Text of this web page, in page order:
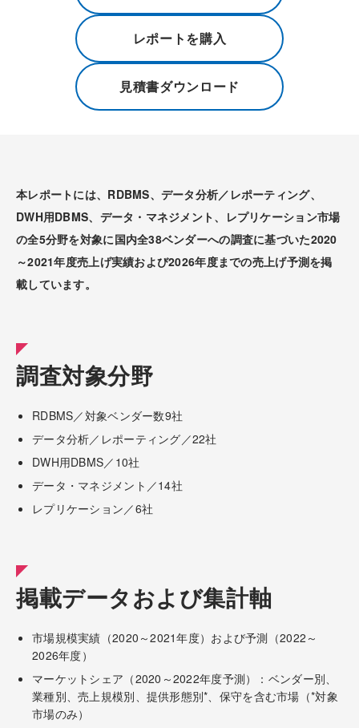
レポートを購入
見積書ダウンロード
本レポートには、RDBMS、データ分析／レポーティング、
DWH用DBMS、データ・マネジメント、レプリケーション市場
の全5分野を対象に国内全38ベンダーへの調査に基づいた2020
～2021年度売上げ実績および2026年度までの売上げ予測を掲
載しています。
調査対象分野
RDBMS／対象ベンダー数9社
データ分析／レポーティング／22社
DWH用DBMS／10社
データ・マネジメント／14社
レプリケーション／6社
掲載データおよび集計軸
市場規模実績（2020～2021年度）および予測（2022～
2026年度）
マーケットシェア（2020～2022年度予測）：ベンダー別、
業種別、売上規模別、提供形態別*、保守を含む市場（*対象
市場のみ）